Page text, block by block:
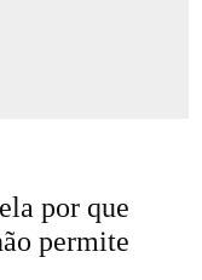
por que
permite